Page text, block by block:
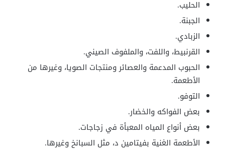
الحليب.
الجبنة.
الزبادي.
القرنبيط، واللفت، والملفوف الصيني.
الحبوب المدعمة والعصائر ومنتجات الصويا، وغيرها من
الأطعمة.
التوفو.
بعض الفواكه والخضار.
بعض أنواع المياه المعبأة في زجاجات.
الأطعمة الغنية بفيتامين د، مثل السبانخ وغيرها.